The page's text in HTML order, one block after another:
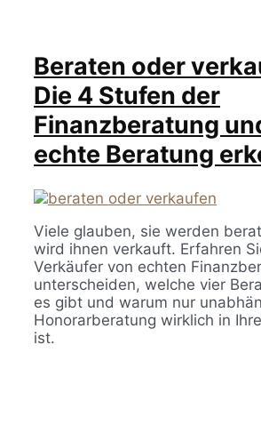
Beraten oder
Die 4 Stufen der
Finanzberatung
echte Beratung
Viele glauben, sie werden
wird ihnen verkauft. Erfahren
Verkäufer von echten
unterscheiden, welche vier
es gibt und warum nur
Honorarberatung wirklich in
ist.